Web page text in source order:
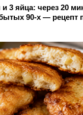
3 яйца: через 20
90-х — рецепт